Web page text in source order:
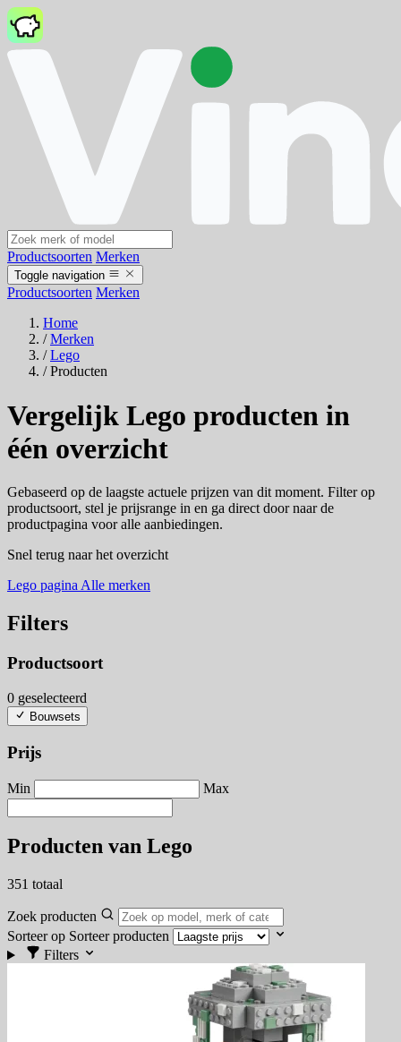
Productsoorten Merken
Toggle navigation
Productsoorten Merken
Home
/ Merken
/ Lego
/ Producten
Vergelijk Lego producten in
één overzicht
Gebaseerd op de laagste actuele prijzen van dit moment. Filter op
productsoort, stel je prijsrange in en ga direct door naar de
productpagina voor alle aanbiedingen.
Snel terug naar het overzicht
Lego pagina Alle merken
Filters
Productsoort
0 geselecteerd
Bouwsets
Prijs
Min Max
Producten van Lego
351 totaal
Zoek producten
Sorteer op Sorteer producten
Filters